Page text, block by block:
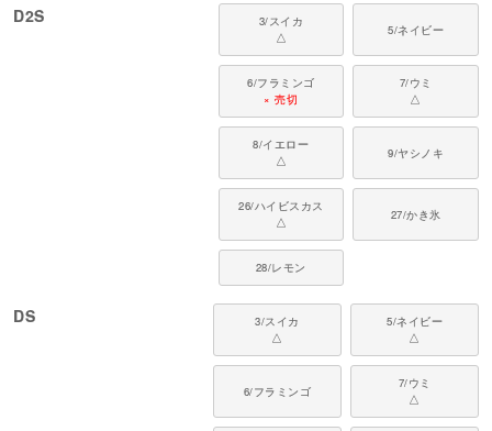
●伸縮性（5段階）：3
●お手入れ：手洗いまたは洗濯ネット使用。
※高温多湿での取り扱いにはご注意ください。プリントの色褪せの原因とな
※アイロン、乾燥機は使用しないでください。
昇華プリントの熱処理により、生地に若干の縮みがございます。
そのため、通常のメッシュ素材と比べて、ややタイトな仕上がりです。
カニンヘン・ミニチュアダックス、ダックスフンド、シーズー、チワワ、パ
ピヨン、ポメラニアン、マルチーズ、トイプードル、ミニチュアシュナウザ
D2S
3/スイカ
△
5/ネイビー
6/フラミンゴ
× 売切
7/ウミ
△
8/イエロー
△
9/ヤシノキ
26/ハイビスカス
△
27/かき氷
28/レモン
DS
3/スイカ
△
5/ネイビー
△
6/フラミンゴ
7/ウミ
△